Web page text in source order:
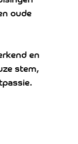
oude
en
stem,